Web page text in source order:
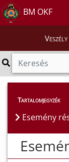
BM OKF
Esemény
Tartalomjegyzék
Esemény